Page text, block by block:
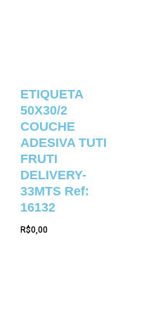
ETIQUETA
50X30/2
COUCHE
ADESIVA TUTI
FRUTI
DELIVERY-
33MTS Ref:
16132
R$0,00